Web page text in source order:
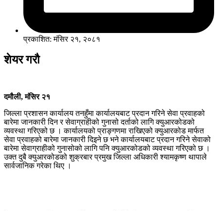
प्रकाशित: मंसिर २१, २०८१
शेयर गरौ
दमौली, मंसिर २१
जिल्ला प्रशासन कार्यालय तनहुँमा कार्यालयबाट प्रदान गरिने सेवा प्रवाहको
बारेमा जानकारी दिन र सेवाग्राहीको गुनासो दर्ताको लागि क्युआरकोडको
व्यवस्था गरिएको छ । कार्यालयको प्राङ्गणमा राखिएको क्युआरकोड मार्फत
सेवा प्रवाहको बारेमा जानकारी दिइने छ भने कार्यालयबाट प्रदान गरिने सेवाको
बारेमा सेवाग्राहीको गुनासोको लागि पनि क्युआरकोडको व्यवस्था गरिएको छ ।
उक्त दुबै क्युआरकोडको शुक्रबार प्रमुख जिल्ला अधिकारी श्यामकृष्ण थापाले
सार्वजानिक गरेका थिए ।